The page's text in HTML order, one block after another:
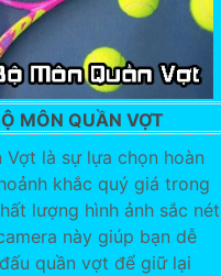
MÔN QUẦN VỢT
Vợt là sự lựa chọn hoàn
khắc quý giá trong
lượng hình ảnh sắc nét
này giúp bạn dễ
quần vợt để giữ lại